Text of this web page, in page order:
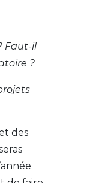
Faut-il
?
des